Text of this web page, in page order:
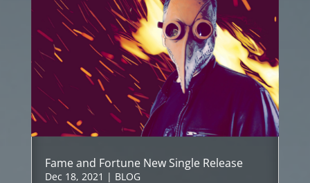
Fame and Fortune New Single Release
Dec 18, 2021 | BLOG